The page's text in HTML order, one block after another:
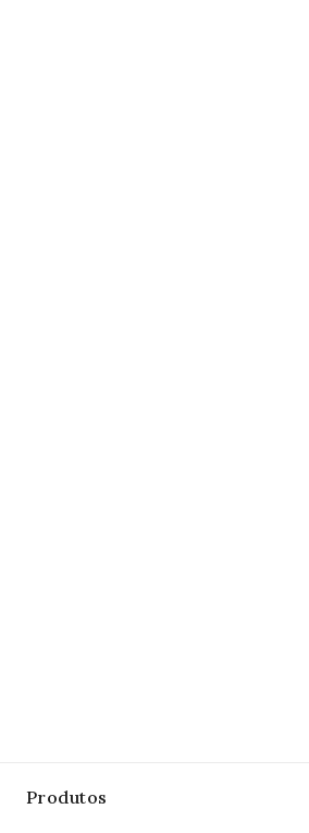
Produtos